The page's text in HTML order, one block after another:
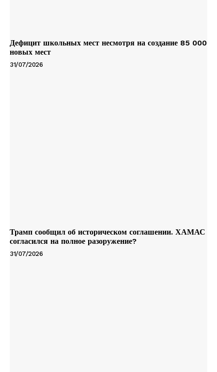
Дефицит школьных мест несмотря на создание 85 000
новых мест
31/07/2026
Трамп сообщил об историческом соглашении. ХАМАС
согласился на полное разоружение?
31/07/2026